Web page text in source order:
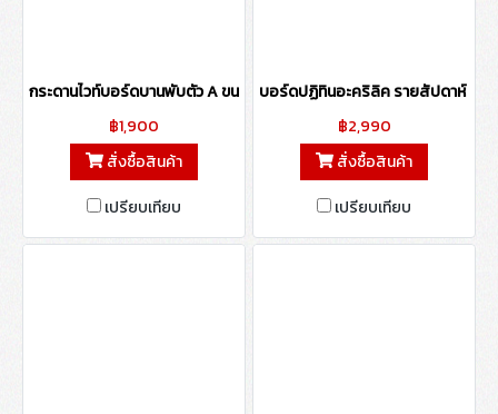
กระดานไวท์บอร์ดบานพับตัว A ขนาด 50x60 ซม.
฿1,900
สั่งซื้อสินค้า
เปรียบเทียบ
บอร์ดปฏิทินอะคริลิค รายสัปดาห์ ขน
฿2,990
สั่งซื้อสินค้า
เปรียบเทียบ